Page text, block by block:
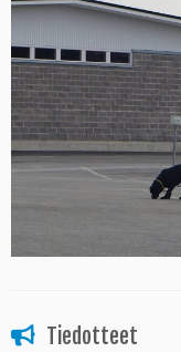
Tiedotteet